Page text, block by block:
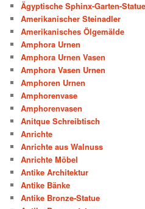
Ägyptische Sphinx-Garten-Statue
Amerikanischer Steinadler
Amerikanisches Ölgemälde
Amphora Urnen
Amphora Urnen Vasen
Amphora Vasen Urnen
Amphoren Urnen
Amphorenvase
Amphorenvasen
Anitque Schreibtisch
Anrichte
Anrichte aus Walnuss
Anrichte Möbel
Antike Architektur
Antike Bänke
Antike Bronze-Statue